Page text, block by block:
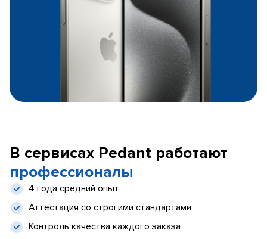
В сервисах Pedant работают
профессионалы
4 года средний опыт
Аттестация со строгими стандартами
Контроль качества каждого заказа